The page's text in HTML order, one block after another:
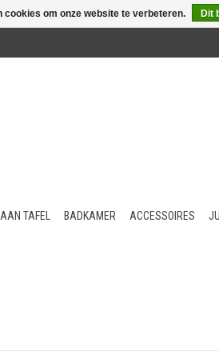
AAN TAFEL BADKAMER ACCESSOIRES
cookies om onze website te verbeteren. Dit